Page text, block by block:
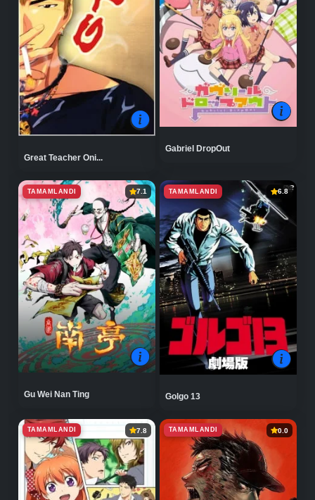
Great Teacher Oni...
Gabriel DropOut
TAMAMLANDI 7.1
Gu Wei Nan Ting
TAMAMLANDI 6.8
Golgo 13
TAMAMLANDI 7.8 TAMAMLANDI 0.0